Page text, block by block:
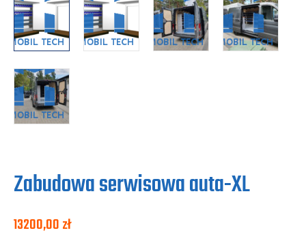
Zabudowa serwisowa auta-XL
13200,00zł